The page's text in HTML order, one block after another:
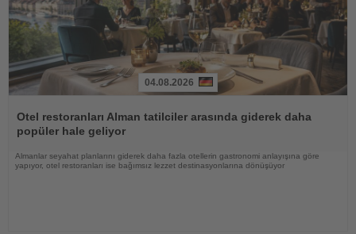
Oku
04.08.2026
Otel restoranları Alman tatilciler arasında giderek daha
popüler hale geliyor
Almanlar seyahat planlarını giderek daha fazla otellerin gastronomi anlayışına göre
yapıyor, otel restoranları ise bağımsız lezzet destinasyonlarına dönüşüyor